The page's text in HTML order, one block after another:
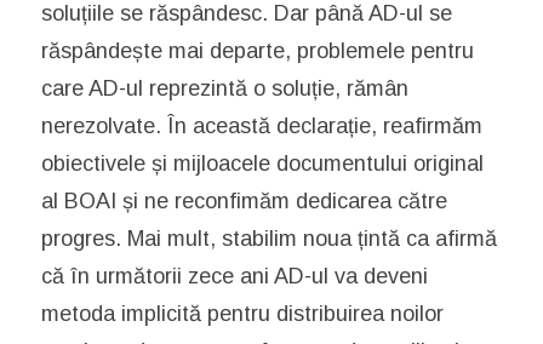
soluțiile se răspândesc. Dar până AD-ul se
răspândește mai departe, problemele pentru
care AD-ul reprezintă o soluție, rămân
nerezolvate. În această declarație, reafirmăm
obiectivele și mijloacele documentului original
al BOAI și ne reconfimăm dedicarea către
progres. Mai mult, stabilim noua țintă ca afirmă
că în următorii zece ani AD-ul va deveni
metoda implicită pentru distribuirea noilor